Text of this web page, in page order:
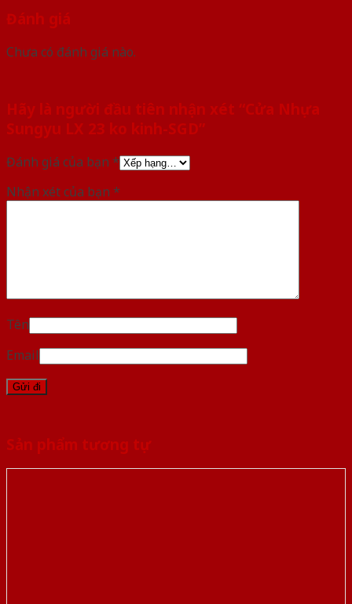
Đánh giá
Chưa có đánh giá nào.
Hãy là người đầu tiên nhận xét “Cửa Nhựa
Sungyu LX 23 ko kinh-SGD”
Đánh giá của bạn *
Nhận xét của bạn *
Tên
Email
Sản phẩm tương tự